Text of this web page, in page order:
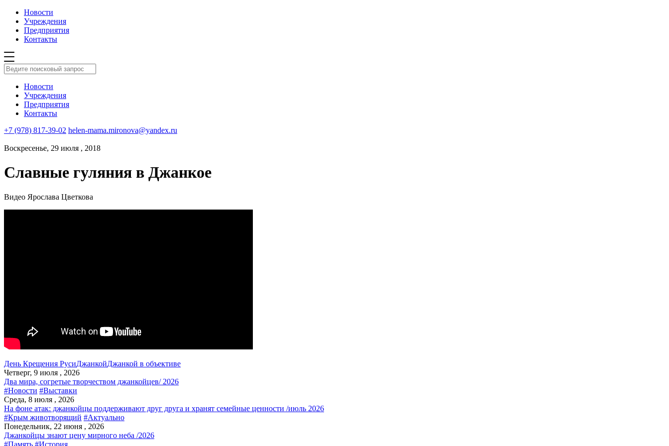
Новости
Учреждения
Предприятия
Контакты
Новости
Учреждения
Предприятия
Контакты
+7 (978) 817-39-02 helen-mama.mironova@yandex.ru
Воскресенье, 29 июля , 2018
Славные гуляния в Джанкое
Видео Ярослава Цветкова
День Крещения РусиДжанкойДжанкой в объективе
Четверг, 9 июля , 2026
Два мира, согретые творчеством джанкойцев/ 2026
#Новости #Выставки
Среда, 8 июля , 2026
На фоне атак: джанкойцы поддерживают друг друга и хранят семейные ценности /июль 2026
#Крым животворящий #Актуально
Понедельник, 22 июня , 2026
Джанкойцы знают цену мирного неба /2026
#Память #История